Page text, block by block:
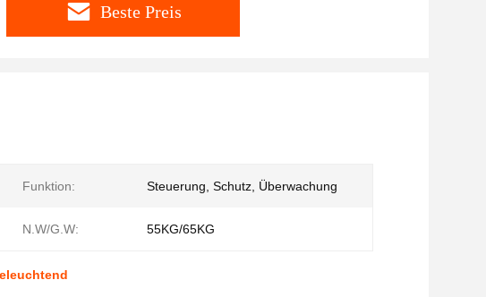
Beste Preis
Funktion: Steuerung, Schutz, Überwachung
N.W/G.W: 55KG/65KG